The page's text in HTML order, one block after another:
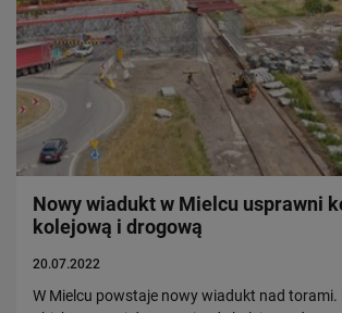
Nowy wiadukt w Mielcu usprawni
kolejową i drogową
20.07.2022
W Mielcu powstaje nowy wiadukt nad